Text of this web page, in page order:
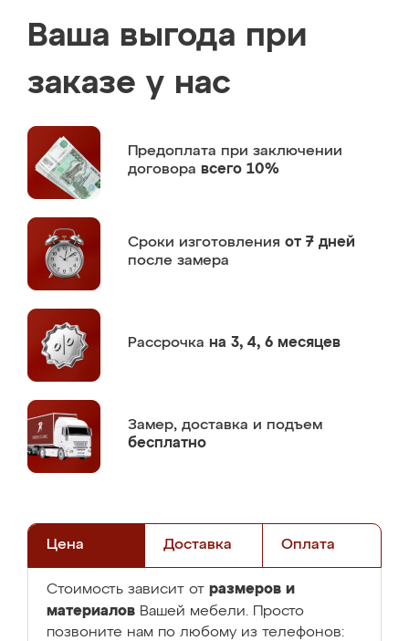
Ваша выгода при
заказе у нас
Предоплата при заключении
договора всего 10%
Сроки изготовления от 7 дней
после замера
Рассрочка на 3, 4, 6 месяцев
Замер, доставка и подъем
бесплатно
Цена Доставка Оплата
Стоимость зависит от размеров и
материалов Вашей мебели. Просто
позвоните нам по любому из телефонов: